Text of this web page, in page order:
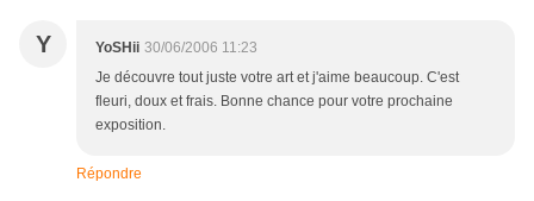
Y YoSHii 30/06/2006 11:23
Je découvre tout juste votre art et j'aime beaucoup. C'est
fleuri, doux et frais. Bonne chance pour votre prochaine
exposition.
Répondre